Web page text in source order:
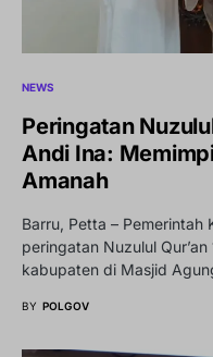
NEWS
Peringatan
Andi Ina:
Amanah
Barru, Petta – Pemerintah
peringatan Nuzulul
kabupaten di Masjid
BY POLGOV